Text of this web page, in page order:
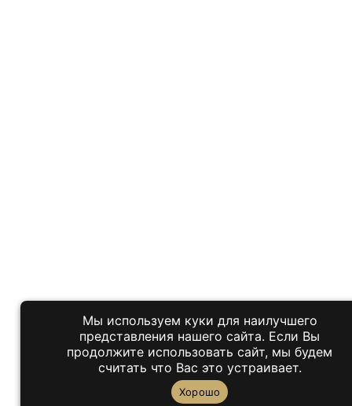
Мы используем куки для наилучшего
представления нашего сайта. Если Вы
продолжите использовать сайт, мы будем
считать что Вас это устраивает.
Хорошо